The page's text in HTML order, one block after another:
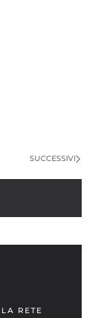
SUCCESSIVI
RETE